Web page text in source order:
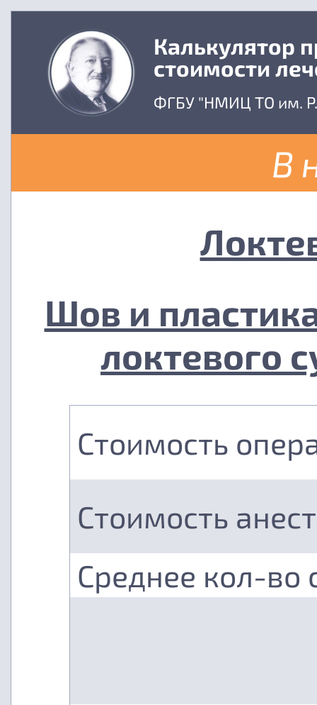
Калькулятор
стоимости
ФГБУ "НМИЦ ТО им.
В
Шов и
локтевого
Стоимость
Стоимость
Среднее кол-во